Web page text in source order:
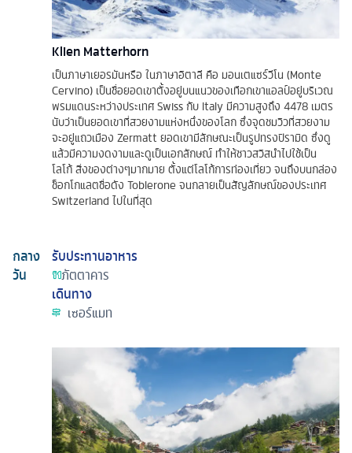
Klien Matterhorn
เป็นภาษาเยอรมันหรือ ในภาษาอิตาลี คือ มอนเตแซร์วีโน (Monte
Cervino) เป็นชื่อยอดเขาตั้งอยู่บนแนวของเทือกเขาแอลป์อยู่บริเวณ
พรมแดนระหว่างประเทศ Swiss กับ Italy มีความสูงถึง 4478 เมตร
นับว่าเป็นยอดเขาที่สวยงามแห่งหนึ่งของโลก ซึ่งจุดชมวิวที่สวยงาม
จะอยู่แถวเมือง Zermatt ยอดเขามีลักษณะเป็นรูปทรงปิรามิด ซึ่งดู
แล้วมีความงดงามและดูเป็นเอกลักษณ์ ทำให้ชาวสวิสนำไปใช้เป็น
โลโก้ สิ่งของต่างๆมากมาย ตั้งแต่โลโก้การท่องเที่ยว จนถึงบนกล่อง
ช็อกโกแลตชื่อดัง Toblerone จนกลายเป็นสัญลักษณ์ของประเทศ
Switzerland ไปในที่สุด
กลาง
วัน
รับประทานอาหาร
ภัตตาคาร
เดินทาง
เซอร์แมท